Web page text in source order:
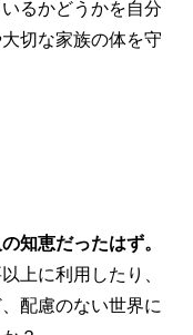
るかどうかを自分
切な家族の体を守
知恵だったはず。
上に利用したり、
配慮のない世界に